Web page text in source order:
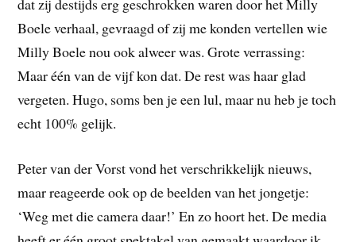
dat zij destijds erg geschrokken waren door het Milly
Boele verhaal, gevraagd of zij me konden vertellen wie
Milly Boele nou ook alweer was. Grote verrassing:
Maar één van de vijf kon dat. De rest was haar glad
vergeten. Hugo, soms ben je een lul, maar nu heb je toch
echt 100% gelijk.
Peter van der Vorst vond het verschrikkelijk nieuws,
maar reageerde ook op de beelden van het jongetje:
‘Weg met die camera daar!’ En zo hoort het. De media